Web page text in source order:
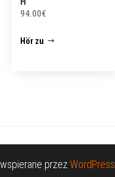
94.00€
Hör zu
przez WordPress